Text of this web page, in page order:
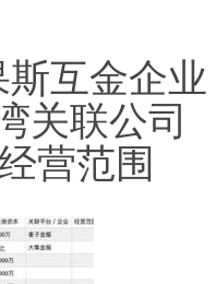
互金企业
关联公司
营范围